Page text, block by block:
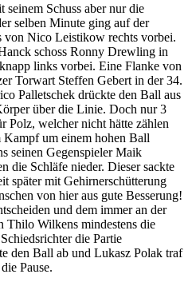
Schuss aber nur die
selben Minute ging auf der
von Nico Leistikow rechts vorbei.
schoss Ronny Drewling in
links vorbei. Eine Flanke von
Torwart Steffen Gebert in der 34.
Palletschek drückte den Ball aus
über die Linie. Doch nur 3
Polz, welcher nicht hätte zählen
Kampf um einem hohen Ball
seinen Gegenspieler Maik
die Schläfe nieder. Dieser sackte
später mit Gehirnerschütterung
von hier aus gute Besserung!
und dem immer an der
Thilo Wilkens mindestens die
die Partie
den Ball ab und Lukasz Polak traf
Pause.